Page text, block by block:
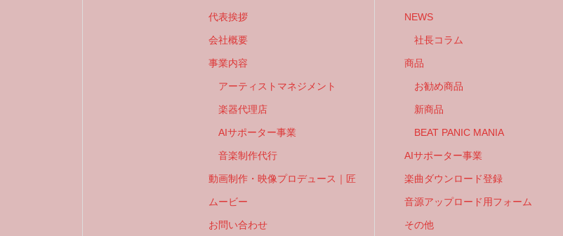
代表挨拶
会社概要
事業内容
アーティストマネジメント
楽器代理店
AIサポーター事業
音楽制作代行
動画制作・映像プロデュース｜匠
ムービー
お問い合わせ
NEWS
社長コラム
商品
お勧め商品
新商品
BEAT PANIC MANIA
AIサポーター事業
楽曲ダウンロード登録
音源アップロード用フォーム
その他